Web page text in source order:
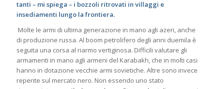
tanti – mi spiega – i bozzoli ritrovati in villaggi e
insediamenti lungo la frontiera.
Molte le armi di ultima generazione in mano agli azeri, anche
di produzione russa. Al boom petrolifero degli anni duemila è
seguita una corsa al riarmo vertiginosa. Difficili valutare gli
armamenti in mano agli armeni del Karabakh, che in molti casi
hanno in dotazione vecchie armi sovietiche. Altre sono invece
reperite sul mercato nero. Non essendo uno stato